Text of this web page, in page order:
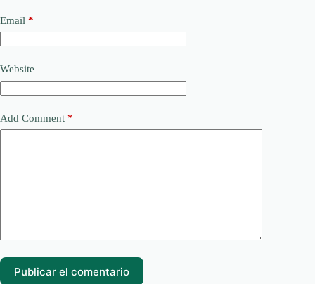
Email *
Website
Add Comment *
Publicar el comentario